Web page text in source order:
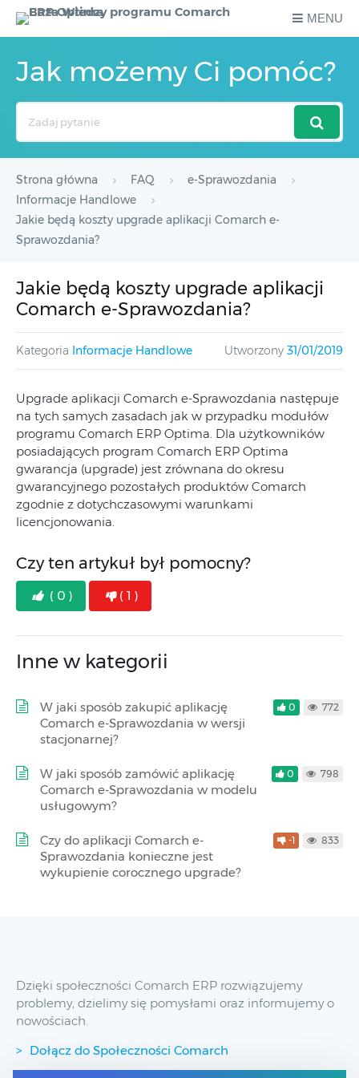
MENU
Jak możemy Ci pomóc?
Strona główna FAQ
e-Sprawozdania
Informacje Handlowe
Jakie będą koszty upgrade aplikacji Comarch e-
Sprawozdania?
Jakie będą koszty upgrade aplikacji
Comarch e-Sprawozdania?
Kategoria Informacje Handlowe Utworzony 31/01/2019
Upgrade aplikacji Comarch e-Sprawozdania następuje
na tych samych zasadach jak w przypadku modułów
programu Comarch ERP Optima. Dla użytkowników
posiadających program Comarch ERP Optima
gwarancja (upgrade) jest zrównana do okresu
gwarancyjnego pozostałych produktów Comarch
zgodnie z dotychczasowymi warunkami
licencjonowania.
Czy ten artykuł był pomocny?
( 0 ) ( 1 )
Inne w kategorii
W jaki sposób zakupić aplikację
Comarch e-Sprawozdania w wersji
stacjonarnej?
0 772
W jaki sposób zamówić aplikację
Comarch e-Sprawozdania w modelu
usługowym?
0 798
Czy do aplikacji Comarch e-
Sprawozdania konieczne jest
wykupienie corocznego upgrade?
-1 833
Dzięki społeczności Comarch ERP rozwiązujemy
problemy, dzielimy się pomysłami oraz informujemy o
nowościach.
Dołącz do Społeczności Comarch